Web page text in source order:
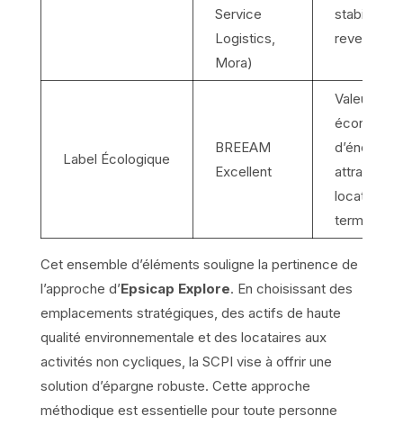
Service
Logistics,
Mora)
stabilité
revenus.
Label Écologique
BREEAM
Excellent
Valeur
économies
d’énergie,
attractivité
locative
terme.
Cet ensemble d’éléments souligne la pertinence de
l’approche d’Epsicap Explore. En choisissant des
emplacements stratégiques, des actifs de haute
qualité environnementale et des locataires aux
activités non cycliques, la SCPI vise à offrir une
solution d’épargne robuste. Cette approche
méthodique est essentielle pour toute personne